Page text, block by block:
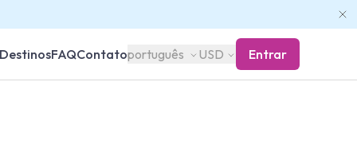
FAQContatoportuguês USD Entrar